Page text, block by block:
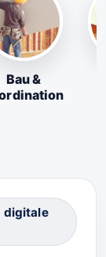
Bau &
digitale